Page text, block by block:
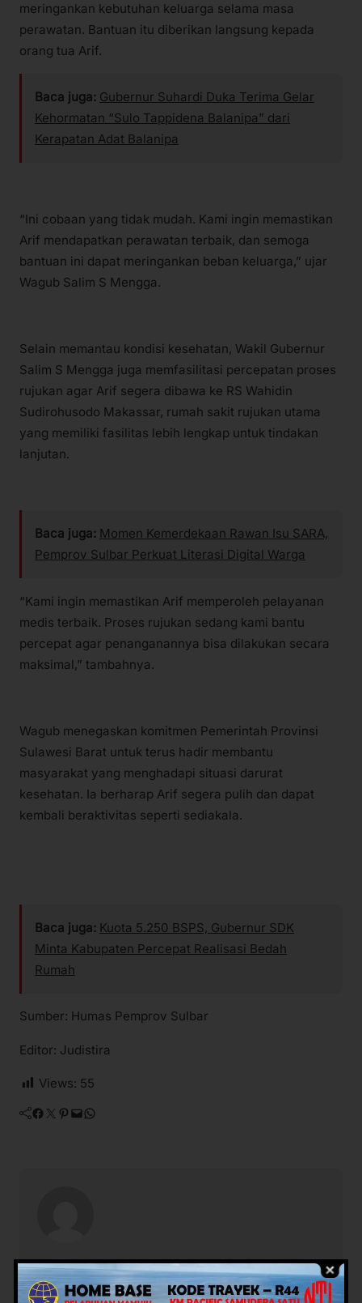
meringankan kebutuhan keluarga selama masa
perawatan. Bantuan itu diberikan langsung kepada
orang tua Arif.
Baca juga: Gubernur Suhardi Duka Terima Gelar
Kehormatan “Sulo Tappidena Balanipa” dari
Kerapatan Adat Balanipa
“Ini cobaan yang tidak mudah. Kami ingin memastikan
Arif mendapatkan perawatan terbaik, dan semoga
bantuan ini dapat meringankan beban keluarga,” ujar
Wagub Salim S Mengga.
Selain memantau kondisi kesehatan, Wakil Gubernur
Salim S Mengga juga memfasilitasi percepatan proses
rujukan agar Arif segera dibawa ke RS Wahidin
Sudirohusodo Makassar, rumah sakit rujukan utama
yang memiliki fasilitas lebih lengkap untuk tindakan
lanjutan.
Baca juga: Momen Kemerdekaan Rawan Isu SARA,
Pemprov Sulbar Perkuat Literasi Digital Warga
“Kami ingin memastikan Arif memperoleh pelayanan
medis terbaik. Proses rujukan sedang kami bantu
percepat agar penanganannya bisa dilakukan secara
maksimal,” tambahnya.
Wagub menegaskan komitmen Pemerintah Provinsi
Sulawesi Barat untuk terus hadir membantu
masyarakat yang menghadapi situasi darurat
kesehatan. Ia berharap Arif segera pulih dan dapat
kembali beraktivitas seperti sediakala.
Baca juga: Kuota 5.250 BSPS, Gubernur SDK
Minta Kabupaten Percepat Realisasi Bedah
Rumah
Sumber: Humas Pemprov Sulbar
Editor: Judistira
Views: 55
Facebook Twitter Pinterest Mail WhatsApp
Potret Rakyat